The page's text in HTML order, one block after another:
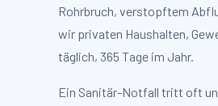
Rohrbruch, verstopftem
wir privaten Haushalten,
täglich, 365 Tage im Jahr.
Ein Sanitär-Notfall tritt oft